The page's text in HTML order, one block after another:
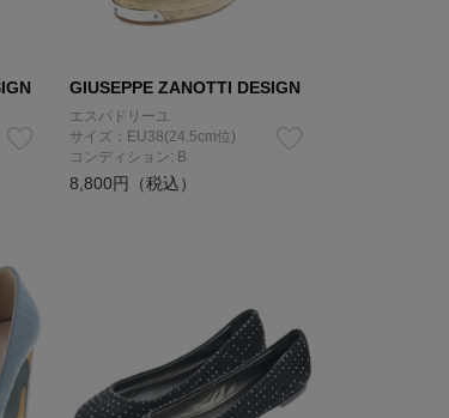
GIUSEPPE ZANOTTI DESIGN
エスパドリーユ
サイズ：EU38(24.5cm位)
コンディション: B
8,800円（税込）